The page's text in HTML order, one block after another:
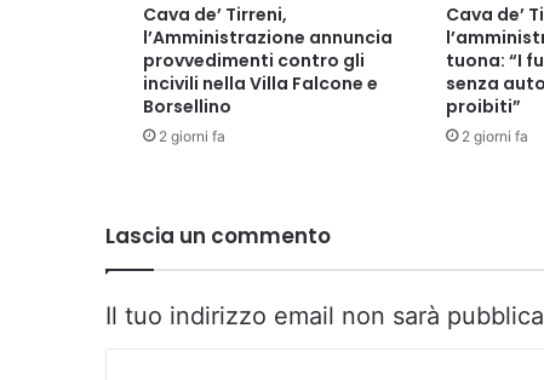
Cava de’ Tirreni,
l’Amministrazione annuncia
provvedimenti contro gli
incivili nella Villa Falcone e
Borsellino
2 giorni fa
Cava de’
tuona: “I
senza
proibiti”
2 giorni fa
Lascia un commento
Il tuo indirizzo email non sarà